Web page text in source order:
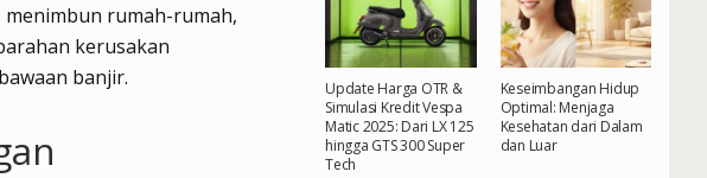
rumah-rumah,
kerusakan
banjir.
Update Harga OTR &
Simulasi Kredit Vespa
Matic 2025: Dari LX 125
hingga GTS 300 Super
Tech
Keseimbangan Hidup
Optimal: Menjaga
Kesehatan dari Dalam
dan Luar